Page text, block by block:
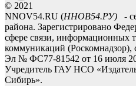
© 2021
NNOV54.RU (ННОВ54.РУ) -
района. Зарегистрировано
сфере связи, информационных
коммуникаций (Роскомнадзор),
Эл № ФС77-81542 от 16 июля
Учредитель ГАУ НСО
Сибирь».